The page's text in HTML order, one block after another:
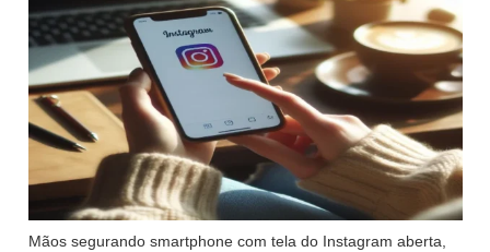
Mãos segurando smartphone com tela do Instagram aberta,